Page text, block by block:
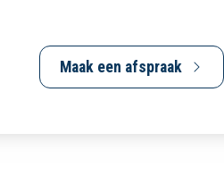
Maak een afspraak